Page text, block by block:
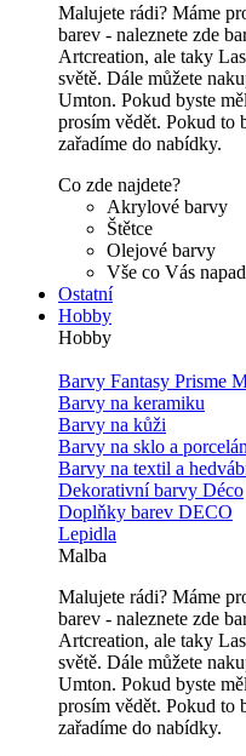
Malujete rádi? Máme
barev - naleznete zde
Artcreation, ale taky
světě. Dále můžete
Umton. Pokud byste
prosím vědět. Pokud to
zařadíme do nabídky.
Co zde najdete?
Akrylové barvy
Štětce
Olejové barvy
Vše co Vás
Ostatní
Hobby
Hobby
Barvy Fantasy Prisme
Barvy na keramiku
Barvy na kůži
Barvy na sklo a porcelán
Barvy na textil a
Dekorativní barvy Déco
Doplňky barev DECO
Lepidla
Malba
Malujete rádi? Máme
barev - naleznete zde
Artcreation, ale taky
světě. Dále můžete
Umton. Pokud byste
prosím vědět. Pokud to
zařadíme do nabídky.